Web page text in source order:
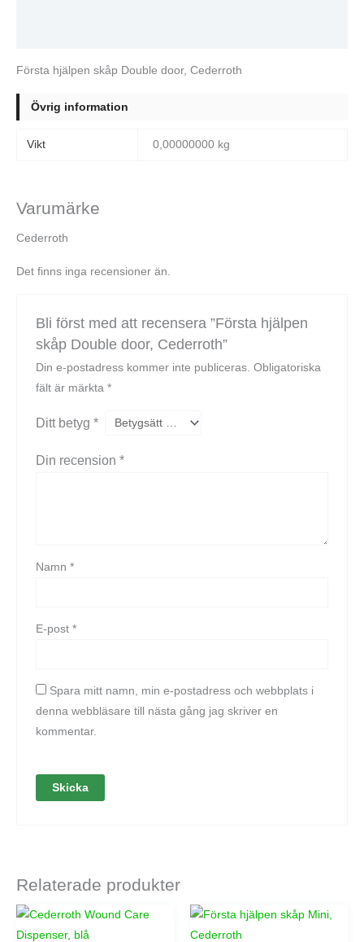
Första hjälpen skåp Double door, Cederroth
Övrig information
Vikt 0,00000000 kg
Varumärke
Cederroth
Det finns inga recensioner än.
Bli först med att recensera ”Första hjälpen
skåp Double door, Cederroth”
Din e-postadress kommer inte publiceras. Obligatoriska
fält är märkta *
Ditt betyg *
Din recension *
Namn *
E-post *
Spara mitt namn, min e-postadress och webbplats i
denna webbläsare till nästa gång jag skriver en
kommentar.
Relaterade produkter